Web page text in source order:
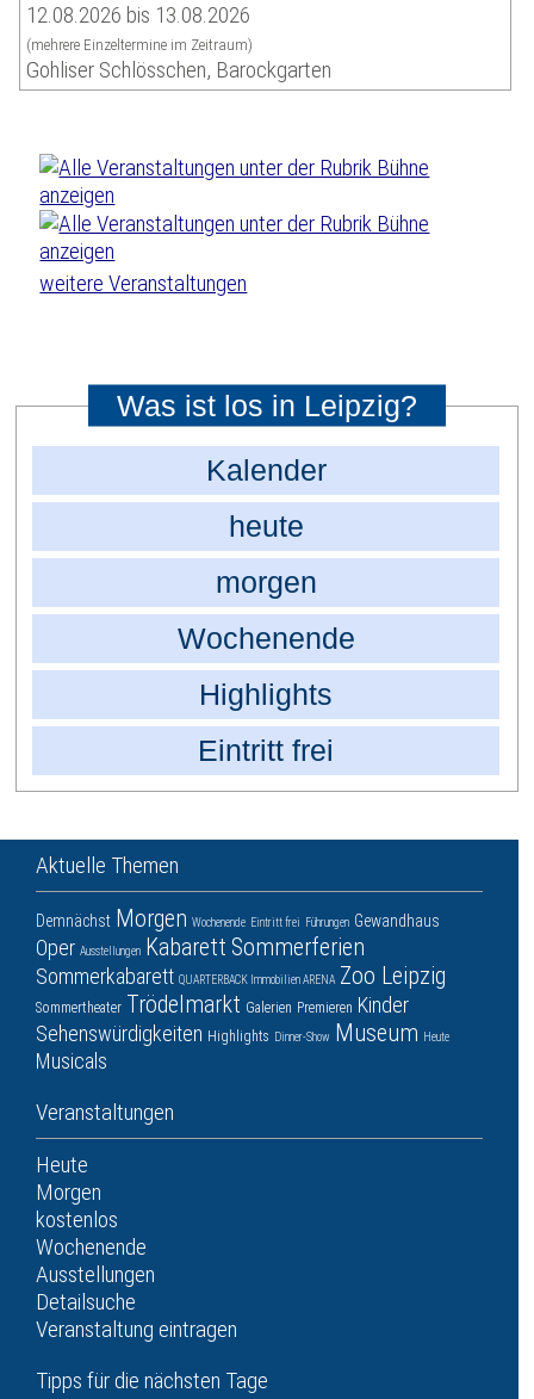
12.08.2026 bis 13.08.2026
(mehrere Einzeltermine im Zeitraum)
Gohliser Schlösschen, Barockgarten
weitere Veranstaltungen
Was ist los in Leipzig?
Kalender
heute
morgen
Wochenende
Highlights
Eintritt frei
Aktuelle Themen
Demnächst Morgen Wochenende Eintritt frei Führungen Gewandhaus
Oper Ausstellungen Kabarett Sommerferien
Sommerkabarett QUARTERBACK Immobilien ARENA Zoo Leipzig
Sommertheater Trödelmarkt Galerien Premieren Kinder
Sehenswürdigkeiten Highlights Dinner-Show Museum Heute
Musicals
Veranstaltungen
Heute
Morgen
kostenlos
Wochenende
Ausstellungen
Detailsuche
Veranstaltung eintragen
Tipps für die nächsten Tage